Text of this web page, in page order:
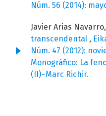
Núm. 56 (2014):
Javier Arias Navarro,
transcendental ,
Núm. 47 (2012):
Monográfico: La
(II)–Marc Richir.